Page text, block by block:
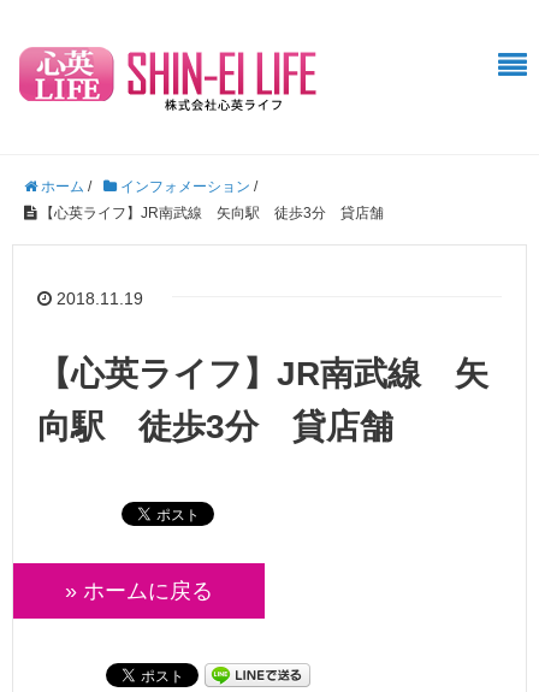
ホーム / インフォメーション /
【心英ライフ】JR南武線 矢向駅 徒歩3分 貸店舗
2018.11.19
【心英ライフ】JR南武線 矢
向駅 徒歩3分 貸店舗
» ホームに戻る